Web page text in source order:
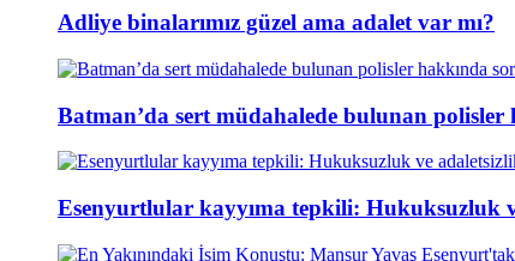
Adliye binalarımız güzel ama adalet var mı?
Batman’da sert müdahalede bulunan polisler
Esenyurtlular kayyıma tepkili: Hukuksuzluk